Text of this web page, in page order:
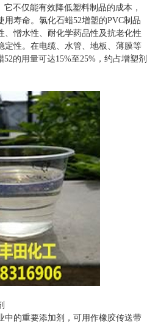
它不仅能有效降低塑料制品的成本，
寿命。氯化石蜡52增塑的PVC制品
、憎水性、耐化学药品性及抗老化性
定性。在电缆、水管、地板、薄膜等
的用量可达15%至25%，约占增塑剂
中的重要添加剂，可用作橡胶传送带